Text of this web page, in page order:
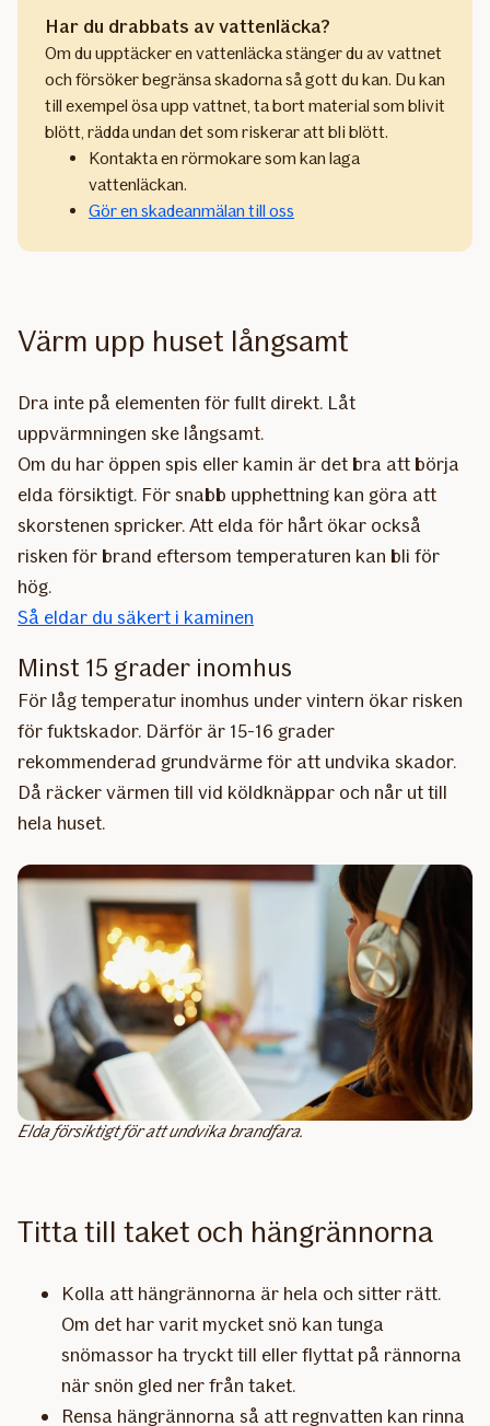
Har du drabbats av vattenläcka?
Om du upptäcker en vattenläcka stänger du av vattnet
och försöker begränsa skadorna så gott du kan. Du kan
till exempel ösa upp vattnet, ta bort material som blivit
blött, rädda undan det som riskerar att bli blött.
Kontakta en rörmokare som kan laga
vattenläckan.
Gör en skadeanmälan till oss
Värm upp huset långsamt
Dra inte på elementen för fullt direkt. Låt
uppvärmningen ske långsamt.
Om du har öppen spis eller kamin är det bra att börja
elda försiktigt. För snabb upphettning kan göra att
skorstenen spricker. Att elda för hårt ökar också
risken för brand eftersom temperaturen kan bli för
hög.
Så eldar du säkert i kaminen
Minst 15 grader inomhus
För låg temperatur inomhus under vintern ökar risken
för fuktskador. Därför är 15-16 grader
rekommenderad grundvärme för att undvika skador.
Då räcker värmen till vid köldknäppar och når ut till
hela huset.
Elda försiktigt för att undvika brandfara.
Titta till taket och hängrännorna
Kolla att hängrännorna är hela och sitter rätt.
Om det har varit mycket snö kan tunga
snömassor ha tryckt till eller flyttat på rännorna
när snön gled ner från taket.
Rensa hängrännorna så att regnvatten kan rinna